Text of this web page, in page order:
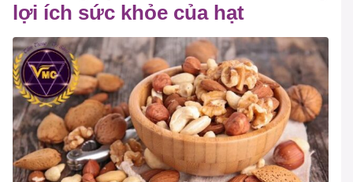
lợi ích sức khỏe của hạt